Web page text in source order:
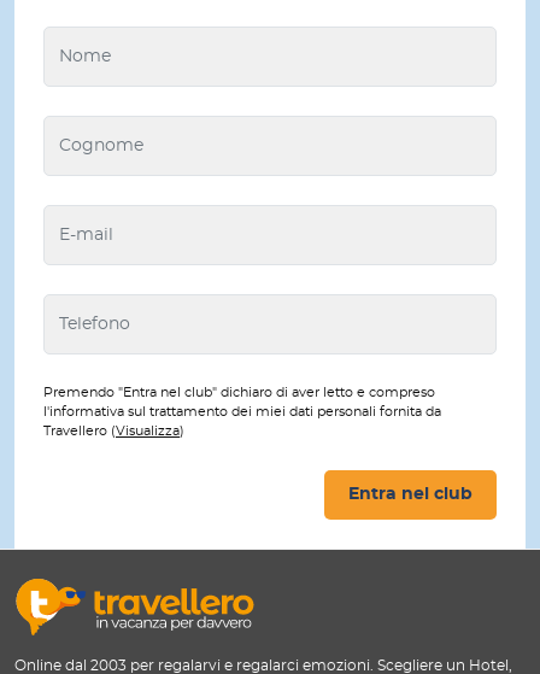
Premendo "Entra nel club" dichiaro di aver letto e compreso
l'informativa sul trattamento dei miei dati personali fornita da
Travellero (Visualizza)
Entra nel club
Online dal 2003 per regalarvi e regalarci emozioni. Scegliere un Hotel,